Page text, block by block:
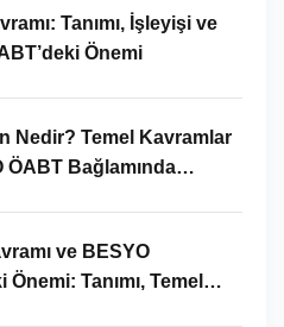
Tanımı, İşleyişi ve
Önemi
Nedir? Temel Kavramlar
ÖABT Bağlamında
ve BESYO
Tanımı, Temel